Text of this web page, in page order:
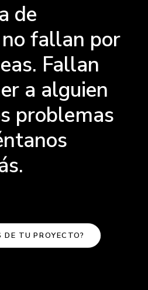
de
fallan por
Fallan
a alguien
problemas
DE TU PROYECTO?